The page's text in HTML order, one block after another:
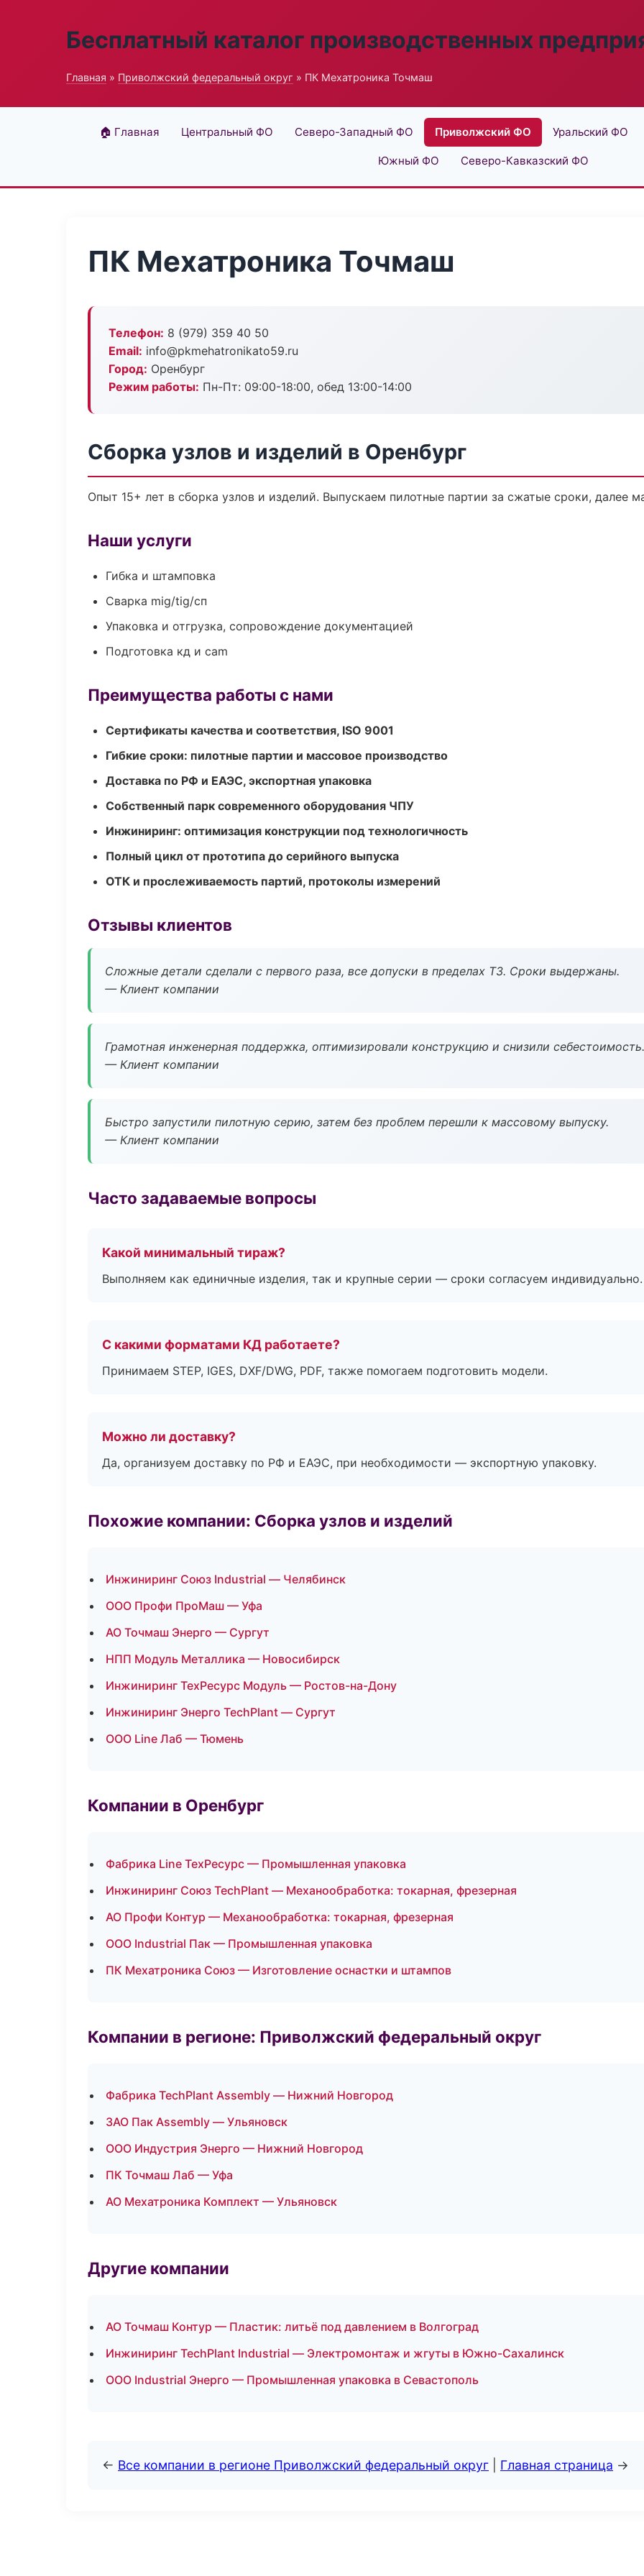
Бесплатный каталог производственных
Главная » Приволжский федеральный округ » ПК Мехатроника Точмаш
🏠 Главная Центральный ФО Северо-Западный ФО Приволжский ФО Уральский ФО
Южный ФО Северо-Кавказский ФО
ПК Мехатроника Точмаш
Телефон: 8 (979) 359 40 50
Email: info@pkmehatronikato59.ru
Город: Оренбург
Режим работы: Пн-Пт: 09:00-18:00, обед 13:00-14:00
Сборка узлов и изделий в Оренбург
Опыт 15+ лет в сборка узлов и изделий. Выпускаем пилотные партии за сжатые сроки, далее
Наши услуги
Гибка и штамповка
Сварка mig/tig/сп
Упаковка и отгрузка, сопровождение документацией
Подготовка кд и cam
Преимущества работы с нами
Сертификаты качества и соответствия, ISO 9001
Гибкие сроки: пилотные партии и массовое производство
Доставка по РФ и ЕАЭС, экспортная упаковка
Собственный парк современного оборудования ЧПУ
Инжиниринг: оптимизация конструкции под технологичность
Полный цикл от прототипа до серийного выпуска
ОТК и прослеживаемость партий, протоколы измерений
Отзывы клиентов
Сложные детали сделали с первого раза, все допуски в пределах ТЗ. Сроки выдержаны.
— Клиент компании
Грамотная инженерная поддержка, оптимизировали конструкцию и снизили себестоимость.
— Клиент компании
Быстро запустили пилотную серию, затем без проблем перешли к массовому выпуску.
— Клиент компании
Часто задаваемые вопросы
Какой минимальный тираж?
Выполняем как единичные изделия, так и крупные серии — сроки согласуем индивидуально.
С какими форматами КД работаете?
Принимаем STEP, IGES, DXF/DWG, PDF, также помогаем подготовить модели.
Можно ли доставку?
Да, организуем доставку по РФ и ЕАЭС, при необходимости — экспортную упаковку.
Похожие компании: Сборка узлов и изделий
Инжиниринг Союз Industrial — Челябинск
ООО Профи ПроМаш — Уфа
АО Точмаш Энерго — Сургут
НПП Модуль Металлика — Новосибирск
Инжиниринг ТехРесурс Модуль — Ростов-на-Дону
Инжиниринг Энерго TechPlant — Сургут
ООО Line Лаб — Тюмень
Компании в Оренбург
Фабрика Line ТехРесурс — Промышленная упаковка
Инжиниринг Союз TechPlant — Механообработка: токарная, фрезерная
АО Профи Контур — Механообработка: токарная, фрезерная
ООО Industrial Пак — Промышленная упаковка
ПК Мехатроника Союз — Изготовление оснастки и штампов
Компании в регионе: Приволжский федеральный округ
Фабрика TechPlant Assembly — Нижний Новгород
ЗАО Пак Assembly — Ульяновск
ООО Индустрия Энерго — Нижний Новгород
ПК Точмаш Лаб — Уфа
АО Мехатроника Комплект — Ульяновск
Другие компании
АО Точмаш Контур — Пластик: литьё под давлением в Волгоград
Инжиниринг TechPlant Industrial — Электромонтаж и жгуты в Южно-Сахалинск
ООО Industrial Энерго — Промышленная упаковка в Севастополь
← Все компании в регионе Приволжский федеральный округ Главная страница →